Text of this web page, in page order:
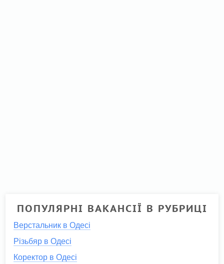
ПОПУЛЯРНІ ВАКАНСІЇ В РУБРИЦІ
Верстальник в Одесі
Різьбяр в Одесі
Коректор в Одесі